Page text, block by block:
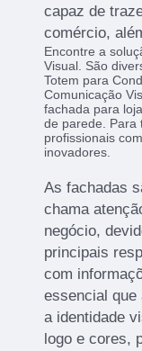
capaz de
comércio,
Encontre a
Visual. São
Totem para
Comunicação
fachada para
de parede. Para
profissionais
inovadores.
As fachadas
chama
negócio,
principais
com
essencial que
a identidade
logo e cores,